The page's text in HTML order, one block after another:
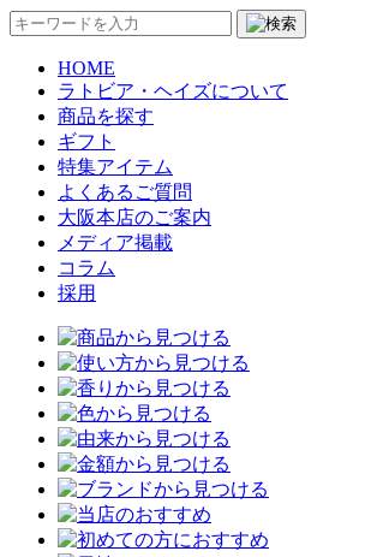
HOME
ラトビア・ヘイズについて
商品を探す
ギフト
特集アイテム
よくあるご質問
大阪本店のご案内
メディア掲載
コラム
採用